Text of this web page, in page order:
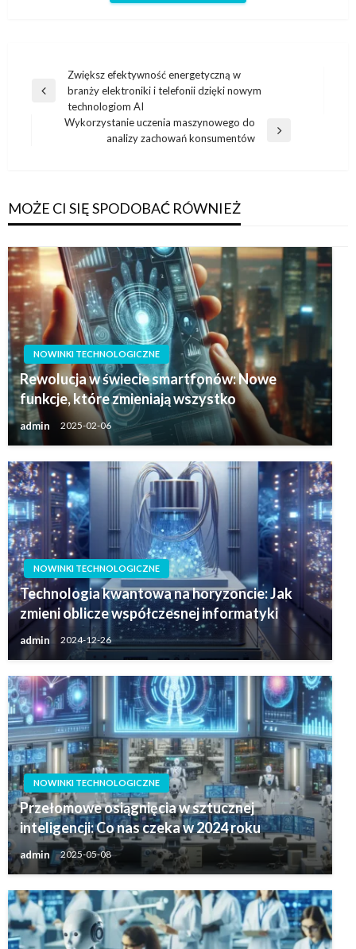
Nawigacja
wpisu
Poprzedni
Zwiększ efektywność energetyczną w
branży elektroniki i telefonii dzięki nowym
technologiom AI
Wykorzystanie uczenia maszynowego do
analizy zachowań konsumentów
MOŻE CI SIĘ SPODOBAĆ RÓWNIEŻ
NOWINKI TECHNOLOGICZNE
Rewolucja w świecie smartfonów: Nowe
funkcje, które zmieniają wszystko
admin 2025-02-06
NOWINKI TECHNOLOGICZNE
Technologia kwantowa na horyzoncie: Jak
zmieni oblicze współczesnej informatyki
admin 2024-12-26
NOWINKI TECHNOLOGICZNE
Przełomowe osiągnięcia w sztucznej
inteligencji: Co nas czeka w 2024 roku
admin 2025-05-08